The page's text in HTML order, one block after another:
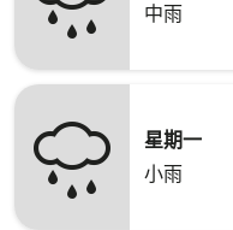
中雨
星期一
小雨